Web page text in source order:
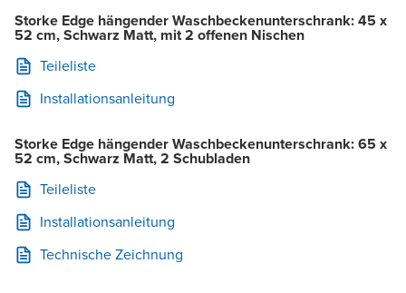
Storke Edge hängender Waschbeckenunterschrank: 45 x
52 cm, Schwarz Matt, mit 2 offenen Nischen
Teileliste
Installationsanleitung
Storke Edge hängender Waschbeckenunterschrank: 65 x
52 cm, Schwarz Matt, 2 Schubladen
Teileliste
Installationsanleitung
Technische Zeichnung